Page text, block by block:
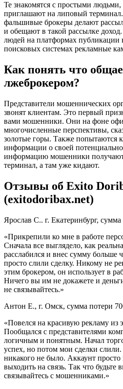
Те знакомятся с простыми людьми,
приглашают на липовый
фальшивые брокеры делают
и обещают в такой рассылке
людей на платформах публикации
поисковых системах рекламные
Как понять что
лжеброкером?
Представители мошеннических
звонят клиентам. Это первый
вами мошенники. Они на фоне
многочисленные перспективы,
золотые горы. Также попытаются
информации о своей
информацию мошенники
терминал, а там уже кидают.
Отзывы об Exito
(exitodoribax.net)
Ярослав С.. г. Екатеринбург,
«Прикрепили ко мне в работе
Сначала все выглядело, как
расслабился и внес сумму больше
просто слили сделку. Никому не
этим брокером, он использует в
Ничего вы им не докажете и
не связывайтесь.»
Антон Е., г. Омск, сумма потери
«Повелся на красивую рекламу из
Пообщался с представителями
логичным и понятным. Начал
успех, но потом мои сделки
никакого не было. Аккаунт просто
выходить на связь. Так что будьте
связывайтесь с мошенниками.»